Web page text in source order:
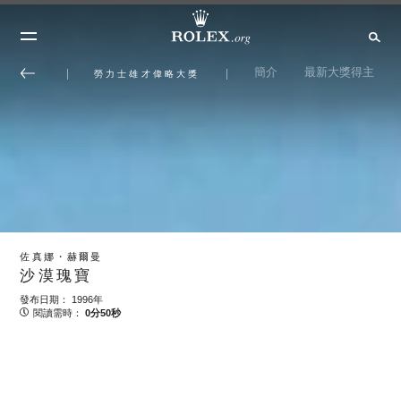
勞力士雄才偉略大獎 簡介 最新大獎得主
佐真娜・赫爾曼
沙漠瑰寶
發布日期： 1996年
閱讀需時：
0分50秒